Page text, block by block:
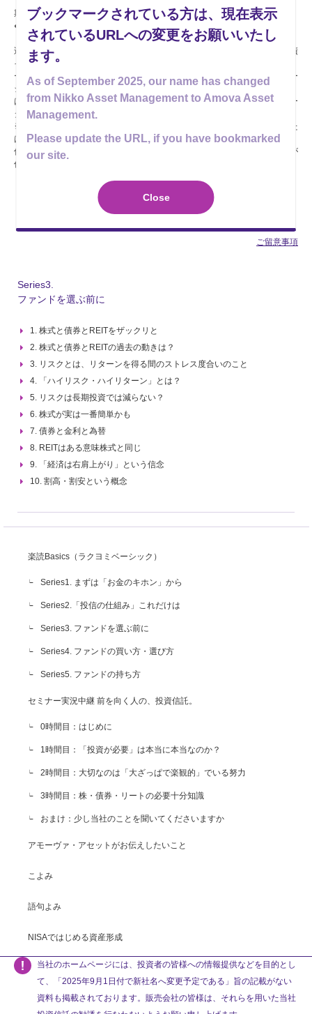
Series3.
ファンドを選ぶ前に
1. 株式と債券とREITをザックリと
2. 株式と債券とREITの過去の動きは？
3. リスクとは、リターンを得る間のストレス度合いのこと
4. 「ハイリスク・ハイリターン」とは？
5. リスクは長期投資では減らない？
6. 株式が実は一番簡単かも
7. 債券と金利と為替
8. REITはある意味株式と同じ
9. 「経済は右肩上がり」という信念
10. 割高・割安という概念
楽読Basics（ラクヨミベーシック）
Series1. まずは「お金のキホン」から
Series2.「投信の仕組み」これだけは
Series3. ファンドを選ぶ前に
Series4. ファンドの買い方・選び方
Series5. ファンドの持ち方
セミナー実況中継 前を向く人の、投資信託。
0時間目：はじめに
1時間目：「投資が必要」は本当に本当なのか？
2時間目：大切なのは「大ざっぱで楽観的」でいる努力
3時間目：株・債券・リートの必要十分知識
おまけ：少し当社のことを聞いてくださいますか
アモーヴァ・アセットがお伝えしたいこと
こよみ
語句よみ
NISAではじめる資産形成
期間：1995年～2025年
●日本株式：東証株価指数（配当込）、先進国株式：MSCI-KOKUSAI指数
（配当込）、新興国株式：MSCIエマージング・マーケット指数（配当
込）、日本債券：FTSE日本国債インデックス、先進国債券：FTSE世界国債
インデックス（除く日本、ヘッジなし、円ベース）、世界REIT：S&Pグロ
ーバルREIT指数（配当込）※MSCI-KOKUSAI指数（配当込）、MSCIエマー
ジング・マーケット指数（配当込）、S&PグローバルREIT指数（配当込）
は米ドルベースの指数をアモーヴァ・アセットマネジメントが円換算※デー
タは過去のものであり、将来の運用成果等を約束するものではありません。
※各指数の著作権等の知的財産権その他一切の権利は、各指数の算出元また
は公表元に帰属します。
信頼できると判断したデータをもとにアモーヴァ・アセットマネジメントが
作成
ご留意事項
当社のホームページには、投資者の皆様への情報提供などを目的とし
て、「2025年9月1日付で新社名へ変更予定である」旨の記載がない
資料も掲載されております。販売会社の皆様は、それらを用いた当社
ブックマークされている方は、現在表示
されているURLへの変更をお願いいたし
ます。
As of September 2025, our name has changed
from Nikko Asset Management to Amova Asset
Management.
Please update the URL, if you have bookmarked
our site.
Close